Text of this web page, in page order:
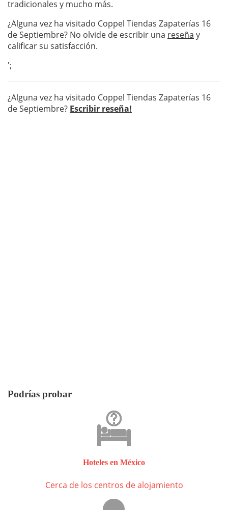
tradicionales y mucho más.
¿Alguna vez ha visitado Coppel Tiendas Zapaterías 16
de Septiembre? No olvide de escribir una reseña y
calificar su satisfacción.
';
¿Alguna vez ha visitado Coppel Tiendas Zapaterías 16
de Septiembre? Escribir reseña!
Podrías probar
Hoteles en México
Cerca de los centros de alojamiento